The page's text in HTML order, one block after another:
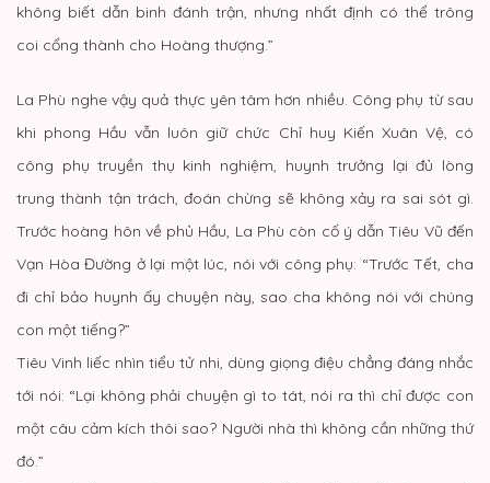
không biết dẫn binh đánh trận, nhưng nhất định có thể trông
coi cổng thành cho Hoàng thượng.”
La Phù nghe vậy quả thực yên tâm hơn nhiều. Công phụ từ sau
khi phong Hầu vẫn luôn giữ chức Chỉ huy Kiến Xuân Vệ, có
công phụ truyền thụ kinh nghiệm, huynh trưởng lại đủ lòng
trung thành tận trách, đoán chừng sẽ không xảy ra sai sót gì.
Trước hoàng hôn về phủ Hầu, La Phù còn cố ý dẫn Tiêu Vũ đến
Vạn Hòa Đường ở lại một lúc, nói với công phụ: “Trước Tết, cha
đi chỉ bảo huynh ấy chuyện này, sao cha không nói với chúng
con một tiếng?”
Tiêu Vinh liếc nhìn tiểu tử nhi, dùng giọng điệu chẳng đáng nhắc
tới nói: “Lại không phải chuyện gì to tát, nói ra thì chỉ được con
một câu cảm kích thôi sao? Người nhà thì không cần những thứ
đó.”